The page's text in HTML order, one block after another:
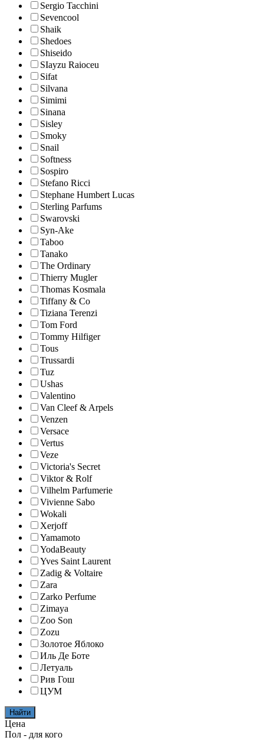
Sergio Tacchini
Sevencool
Shaik
Shedoes
Shiseido
SIayzu Raioceu
Sifat
Silvana
Simimi
Sinana
Sisley
Smoky
Snail
Softness
Sospiro
Stefano Ricci
Stephane Humbert Lucas
Sterling Parfums
Swarovski
Syn-Ake
Taboo
Tanako
The Ordinary
Thierry Mugler
Thomas Kosmala
Tiffany & Co
Tiziana Terenzi
Tom Ford
Tommy Hilfiger
Tous
Trussardi
Tuz
Ushas
Valentino
Van Cleef & Arpels
Venzen
Versace
Vertus
Veze
Victoria's Secret
Viktor & Rolf
Vilhelm Parfumerie
Vivienne Sabo
Wokali
Xerjoff
Yamamoto
YodaBeauty
Yves Saint Laurent
Zadig & Voltaire
Zara
Zarko Perfume
Zimaya
Zoo Son
Zozu
Золотое Яблоко
Иль Де Боте
Летуаль
Рив Гош
ЦУМ
Найти
Цена
Пол - для кого